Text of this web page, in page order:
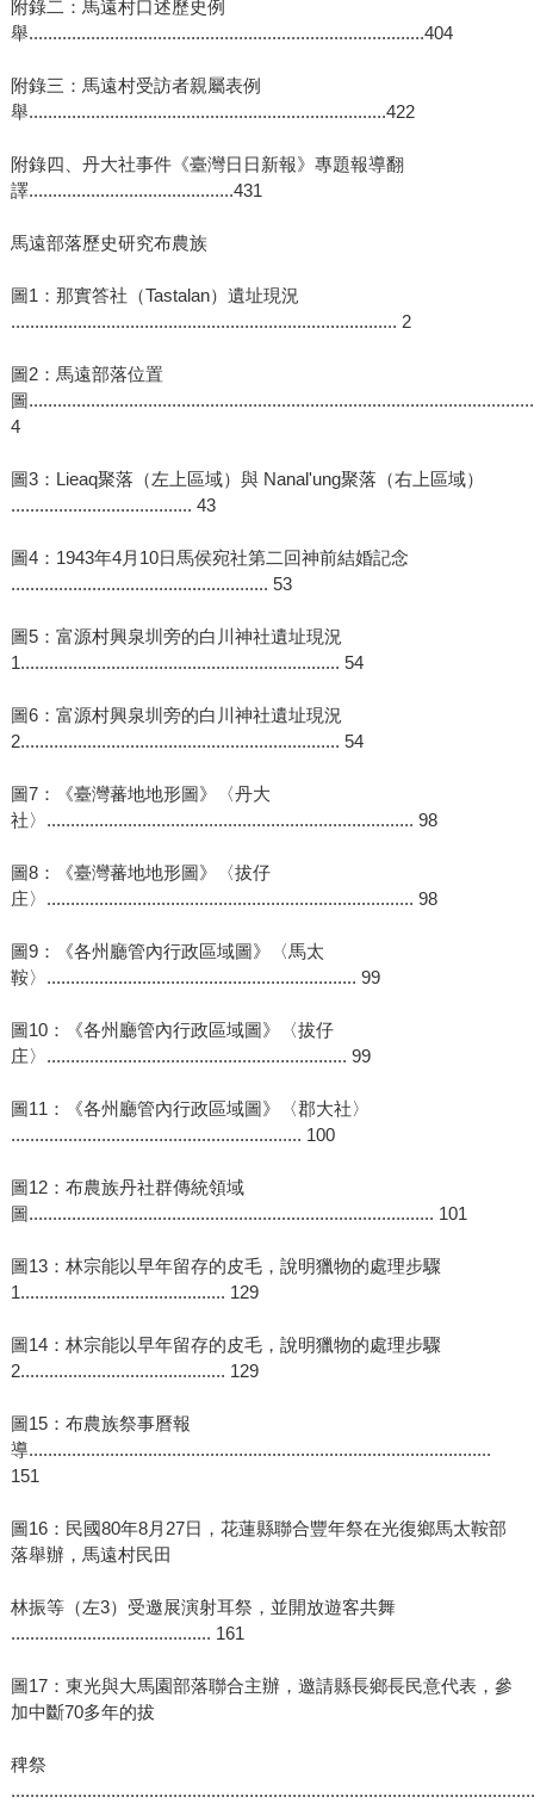
附錄二：馬遠村口述歷史例
舉...................................................................................404
附錄三：馬遠村受訪者親屬表例
舉...........................................................................422
附錄四、丹大社事件《臺灣日日新報》專題報導翻
譯...........................................431
馬遠部落歷史研究布農族
圖1：那實答社（Tastalan）遺址現況
................................................................................. 2
圖2：馬遠部落位置
圖
4
圖3：Lieaq聚落（左上區域）與 Nanal'ung聚落（右上區域）
...................................... 43
圖4：1943年4月10日馬侯宛社第二回神前結婚記念
...................................................... 53
圖5：富源村興泉圳旁的白川神社遺址現況
1................................................................... 54
圖6：富源村興泉圳旁的白川神社遺址現況
2................................................................... 54
圖7：《臺灣蕃地地形圖》〈丹大
社〉............................................................................. 98
圖8：《臺灣蕃地地形圖》〈拔仔
庄〉............................................................................. 98
圖9：《各州廳管內行政區域圖》〈馬太
鞍〉................................................................. 99
圖10：《各州廳管內行政區域圖》〈拔仔
庄〉............................................................... 99
圖11：《各州廳管內行政區域圖》〈郡大社〉
............................................................. 100
圖12：布農族丹社群傳統領域
圖..................................................................................... 101
圖13：林宗能以早年留存的皮毛，說明獵物的處理步驟
1........................................... 129
圖14：林宗能以早年留存的皮毛，說明獵物的處理步驟
2........................................... 129
圖15：布農族祭事曆報
導.................................................................................................
151
圖16：民國80年8月27日，花蓮縣聯合豐年祭在光復鄉馬太鞍部
落舉辦，馬遠村民田
林振等（左3）受邀展演射耳祭，並開放遊客共舞
.......................................... 161
圖17：東光與大馬園部落聯合主辦，邀請縣長鄉長民意代表，參
加中斷70多年的拔
稗祭